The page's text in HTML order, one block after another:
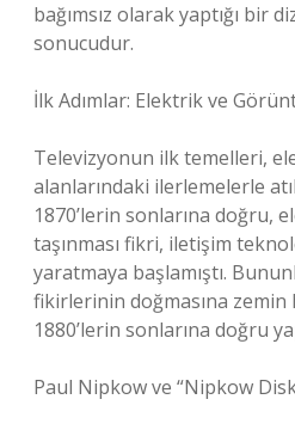
bağımsız olarak yaptığı bir
sonucudur.
İlk Adımlar: Elektrik ve
Televizyonun ilk temelleri,
alanlarındaki ilerlemelerle
1870’lerin sonlarına doğru,
taşınması fikri, iletişim
yaratmaya başlamıştı.
fikirlerinin doğmasına zemin
1880’lerin sonlarına doğru
Paul Nipkow ve “Nipkow